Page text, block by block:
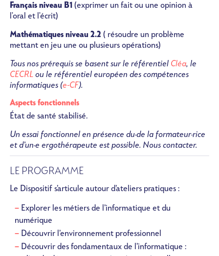
Français niveau B1 (exprimer un fait ou une opinion à
l'oral et l'écrit)
Mathématiques niveau 2.2 ( résoudre un problème
mettant en jeu une ou plusieurs opérations)
Tous nos prérequis se basent sur le référentiel Cléa, le
CECRL ou le référentiel européen des compétences
informatiques (e-CF).
Aspects fonctionnels
État de santé stabilisé.
Un essai fonctionnel en présence du·de la formateur·rice
et d’un·e ergothérapeute est possible. Nous contacter.
LE PROGRAMME
Le Dispositif s’articule autour d’ateliers pratiques :
Explorer les métiers de l’informatique et du
numérique
Découvrir l’environnement professionnel
Découvrir des fondamentaux de l’informatique :